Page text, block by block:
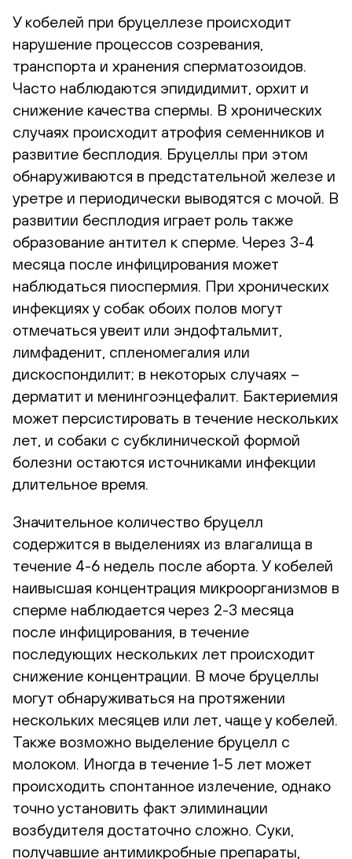
У кобелей при бруцеллезе происходит
нарушение процессов созревания,
транспорта и хранения сперматозоидов.
Часто наблюдаются эпидидимит, орхит и
снижение качества спермы. В хронических
случаях происходит атрофия семенников и
развитие бесплодия. Бруцеллы при этом
обнаруживаются в предстательной железе и
уретре и периодически выводятся с мочой. В
развитии бесплодия играет роль также
образование антител к сперме. Через 3-4
месяца после инфицирования может
наблюдаться пиоспермия. При хронических
инфекциях у собак обоих полов могут
отмечаться увеит или эндофтальмит,
лимфаденит, спленомегалия или
дискоспондилит; в некоторых случаях –
дерматит и менингоэнцефалит. Бактериемия
может персистировать в течение нескольких
лет, и собаки с субклинической формой
болезни остаются источниками инфекции
длительное время.
Значительное количество бруцелл
содержится в выделениях из влагалища в
течение 4-6 недель после аборта. У кобелей
наивысшая концентрация микроорганизмов в
сперме наблюдается через 2-3 месяца
после инфицирования, в течение
последующих нескольких лет происходит
снижение концентрации. В моче бруцеллы
могут обнаруживаться на протяжении
нескольких месяцев или лет, чаще у кобелей.
Также возможно выделение бруцелл с
молоком. Иногда в течение 1-5 лет может
происходить спонтанное излечение, однако
точно установить факт элиминации
возбудителя достаточно сложно. Суки,
получавшие антимикробные препараты,